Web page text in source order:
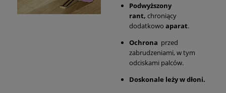
Podwyższony
rant, chroniący
dodatkowo aparat.
Ochrona przed
zabrudzeniami, w tym
odciskami palców.
Doskonale leży w dłoni.